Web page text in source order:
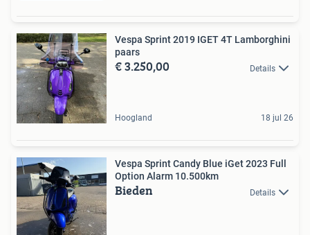
Vespa Sprint 2019 IGET 4T Lamborghini
paars
€ 3.250,00 Details
Hoogland 18 jul 26
Vespa Sprint Candy Blue iGet 2023 Full
Option Alarm 10.500km
Bieden Details